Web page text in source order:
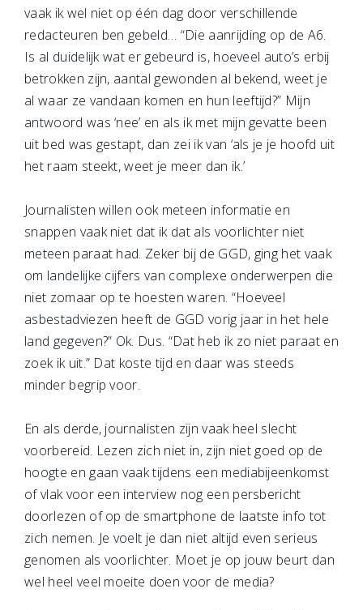
vaak ik wel niet op één dag door verschillende
redacteuren ben gebeld… “Die aanrijding op de A6.
Is al duidelijk wat er gebeurd is, hoeveel auto’s erbij
betrokken zijn, aantal gewonden al bekend, weet je
al waar ze vandaan komen en hun leeftijd?” Mijn
antwoord was ‘nee’ en als ik met mijn gevatte been
uit bed was gestapt, dan zei ik van ‘als je je hoofd uit
het raam steekt, weet je meer dan ik.’
Journalisten willen ook meteen informatie en
snappen vaak niet dat ik dat als voorlichter niet
meteen paraat had. Zeker bij de GGD, ging het vaak
om landelijke cijfers van complexe onderwerpen die
niet zomaar op te hoesten waren. “Hoeveel
asbestadviezen heeft de GGD vorig jaar in het hele
land gegeven?” Ok. Dus. “Dat heb ik zo niet paraat en
zoek ik uit.” Dat koste tijd en daar was steeds
minder begrip voor.
En als derde, journalisten zijn vaak heel slecht
voorbereid. Lezen zich niet in, zijn niet goed op de
hoogte en gaan vaak tijdens een mediabijeenkomst
of vlak voor een interview nog een persbericht
doorlezen of op de smartphone de laatste info tot
zich nemen. Je voelt je dan niet altijd even serieus
genomen als voorlichter. Moet je op jouw beurt dan
wel heel veel moeite doen voor de media?